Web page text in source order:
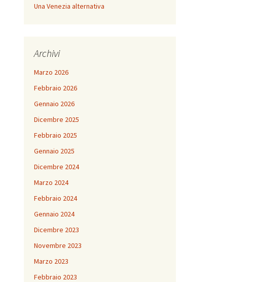
Una Venezia alternativa
Archivi
Marzo 2026
Febbraio 2026
Gennaio 2026
Dicembre 2025
Febbraio 2025
Gennaio 2025
Dicembre 2024
Marzo 2024
Febbraio 2024
Gennaio 2024
Dicembre 2023
Novembre 2023
Marzo 2023
Febbraio 2023